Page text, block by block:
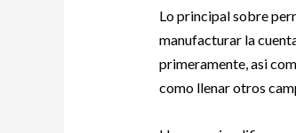
Lo principal sobre
manufacturar la
primeramente, asi­
como llenar otros